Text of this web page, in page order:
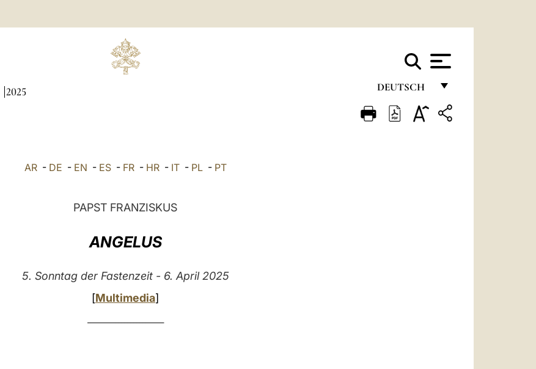
DEUTSCH
FRANÇAIS
2025
AR- DE - EN - ES- FR- HR- IT- PL- PT
PAPST FRANZISKUS
ANGELUS
5. Sonntag der Fastenzeit - 6. April 2025
[Multimedia]